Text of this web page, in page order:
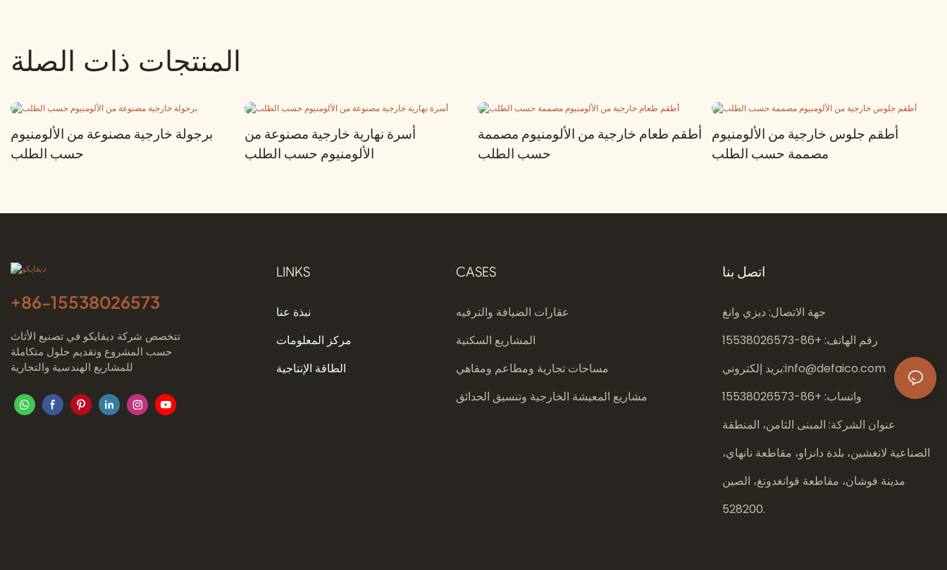
المنتجات ذات الصلة
برجولة خارجية مصنوعة من الألومنيوم
حسب الطلب
أسرة نهارية خارجية مصنوعة من
الألومنيوم حسب الطلب
أطقم طعام خارجية من الألومنيوم مصممة
حسب الطلب
أطقم جلوس خارجية من الألومنيوم
مصممة حسب الطلب
+86-15538026573
تتخصص شركة ديفايكو في تصنيع الأثاث
حسب المشروع وتقديم حلول متكاملة
للمشاريع الهندسية والتجارية
LINKS
نبذة عنا
مركز المعلومات
الطاقة الإنتاجية
CASES
عقارات الضيافة والترفيه
المشاريع السكنية
مساحات تجارية ومطاعم ومقاهي
مشاريع المعيشة الخارجية وتنسيق الحدائق
اتصل بنا
جهة الاتصال: ديزي وانغ
رقم الهاتف: +86-
15538026573
بريد إلكتروني:info@defaico.com
واتساب: +86-
15538026573
عنوان الشركة: المبنى الثامن، المنطقة
الصناعية لانغشين، بلدة دانزاو، مقاطعة نانهاي،
مدينة فوشان، مقاطعة قوانغدونغ، الصين
528200.